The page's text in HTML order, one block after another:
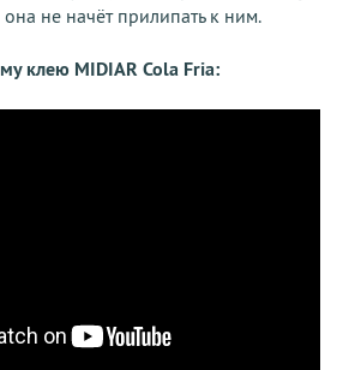
не начёт прилипать к ним.
клею MIDIAR Cola Fria: